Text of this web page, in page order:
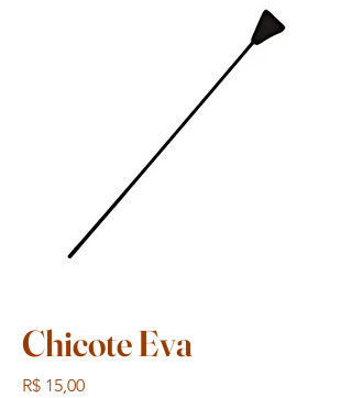
Chicote Eva
R$ 15,00Preço